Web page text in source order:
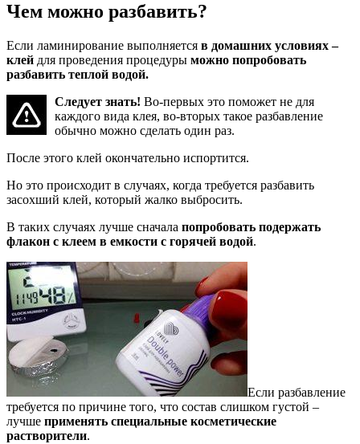
Чем можно разбавить?
Если ламинирование выполняется в домашних условиях –
клей для проведения процедуры можно попробовать
разбавить теплой водой.
Следует знать! Во-первых это поможет не для
каждого вида клея, во-вторых такое разбавление
обычно можно сделать один раз.
После этого клей окончательно испортится.
Но это происходит в случаях, когда требуется разбавить
засохший клей, который жалко выбросить.
В таких случаях лучше сначала попробовать подержать
флакон с клеем в емкости с горячей водой.
Если разбавление
требуется по причине того, что состав слишком густой –
лучше применять специальные косметические
растворители.